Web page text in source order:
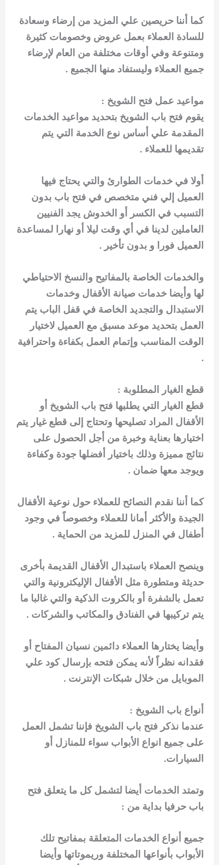
كما أننا حريصين علي المزيد من إرضاء وسعادة
للسادة العملاء بعمل عروض وخصومات كثيرة
ومتنوعة وفي أوقات مختلفة من العام لإرضاء
جميع العملاء وليستفاد منها الجميع .
مواعيد عمل فتح الشويخ :
يقوم فتح باب الشويخ بتحديد مواعيد الخدمات
المقدمة علي أساس نوع الخدمة التي يتم
تقديمها للعملاء .
أولا في خدمات الطوارئ والتي يحتاج فيها
العميل إلي فني متخصص في فتح باب بدون
التسبب في الكسر أو الخدوش يجد الفنيين
العاملين لدينا في أي وقت ليلا أو نهارا لمساعدة
العميل فورا و بدون تأخير .
والخدمات الخاصة بالمفاتيح والنسخ الاحتياطي
لها وأيضا خدمات صيانة الأقفال وخدمات
الاستبدال والتجديد الخاصة في قفل الباب يتم
العمل بتحديد موعد مسبق مع العميل لاختيار
الوقت المناسب وإتمام العمل بكفاءة واحترافية
.
قطع الغيار المطلوبة :
قطع الغيار التي يطلبها فتح باب الشويخ أو
الأقفال المراد تصليحها وتحتاج إلى قطع غيار يتم
اختيارها بعناية وخبرة من أجل الحصول على
نتائج مميزة وذلك باختيار أفضلها جودة وكفاءة
ويوجد معها ضمان .
كما أننا نقدم النصائح للعملاء حول نوعية الأقفال
الجيدة والأكثر أمانا للعملاء وخصوصاً في وجود
أطفال في المنزل للمزيد من الحماية .
وينصح العملاء باستبدال الأقفال القديمة بأخرى
حديثة ومتطورة مثل الأقفال الإليكترونية والتي
تعمل بالشفرة أو بالكروت الذكية والتي غالبا ما
يتم تركيبها في الفنادق والمكاتب والشركات .
وأيضا يختارها العملاء دائمين نسيان المفتاح أو
فقدانه نظراً لأنه يمكن فتحه بإرسال كود علي
الموبايل من خلال شبكات الإنترنت .
أنواع باب الشويخ :
عندما نذكر فتح باب الشويخ فإننا تشمل العمل
على جميع انواع الأبواب سواء للمنازل أو
السيارات.
وتمتد الخدمات أيضا لتشمل كل ما يتعلق فتح
باب حرفيا بداية من :
جميع أنواع الخدمات المتعلقة بمفاتيح تلك
الأبواب بأنواعها المختلفة وريموتاتها وأيضا